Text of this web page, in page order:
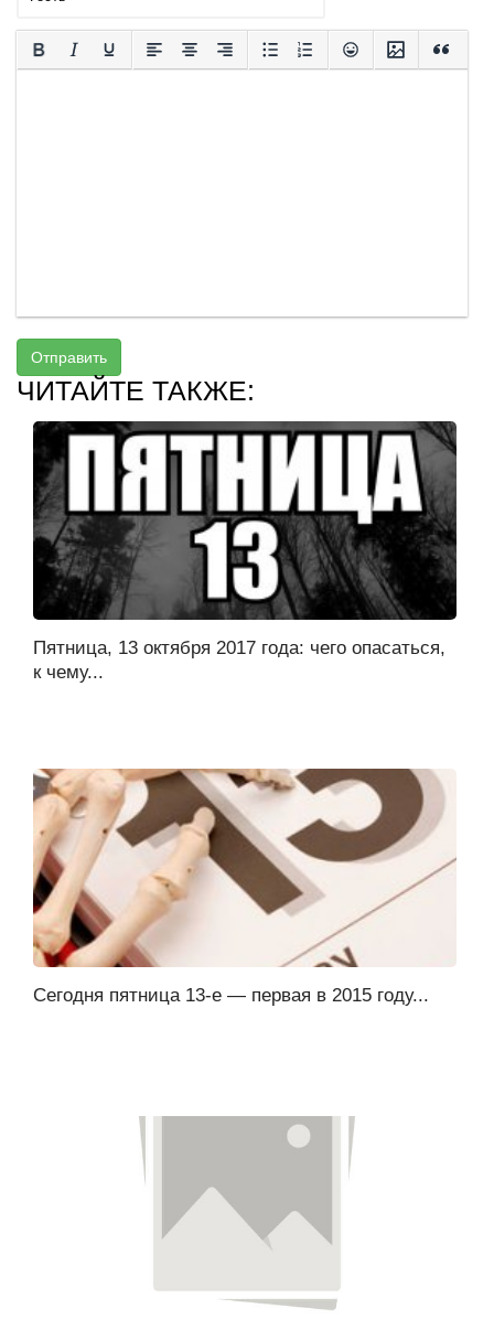
Отправить
ЧИТАЙТЕ ТАКЖЕ:
Пятница, 13 октября 2017 года: чего опасаться,
к чему...
Сегодня пятница 13-е — первая в 2015 году...